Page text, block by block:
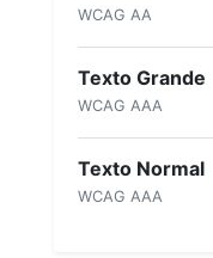
WCAG AA
Texto Grande
WCAG AAA
Texto Normal
WCAG AAA